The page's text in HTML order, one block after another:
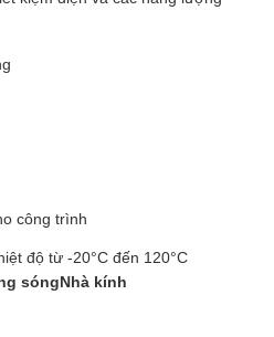
công trình
độ từ -20°C đến 120°C
sóngNhà kính